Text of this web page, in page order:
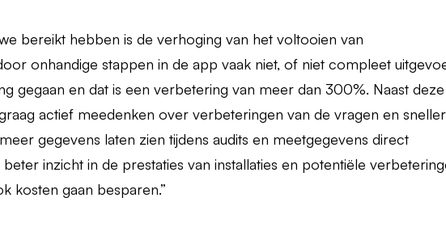
bereikt hebben is de verhoging van het voltooien van
onhandige stappen in de app vaak niet, of niet compleet
gegaan en dat is een verbetering van meer dan 300%. Naast deze
actief meedenken over verbeteringen van de vragen en sneller
gegevens laten zien tijdens audits en meetgegevens direct
inzicht in de prestaties van installaties en potentiële
kosten gaan besparen.”